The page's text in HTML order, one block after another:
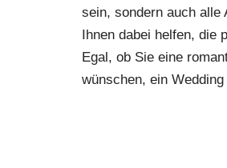
sein, sondern auch alle
Ihnen dabei helfen,
Egal, ob Sie eine
wünschen, ein